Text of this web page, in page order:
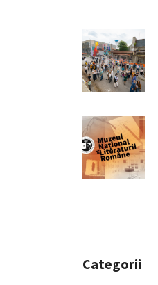
Categorii